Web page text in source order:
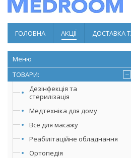
ГОЛОВНА АКЦІЇ ДОСТАВКА
ТОВАРИ:
Дезінфекція та
стерилізація
Медтехніка для дому
Все для масажу
Реабілітаційне обладнання
Ортопедія